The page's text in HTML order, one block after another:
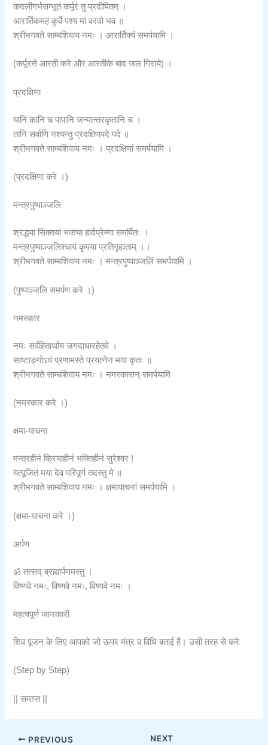
कदलीगर्भसम्भूतं कर्पूरं तु प्रदीपितम् ।
आरार्तिकमहं कुर्वे पश्य मां वरदो भव ॥
श्रीभगवते साम्बशिवाय नमः । आरार्तिक्यं समर्पयामि ।
(कर्पूरसे आरती करे और आरतीके बाद जल गिराये) ।
प्रदक्षिणा
यानि कानि च पापानि जन्मान्तरकृतानि च ।
तानि सर्वाणि नश्यन्तु प्रदक्षिणपदे पदे ॥
श्रीभगवते साम्बशिवाय नमः । प्रदक्षिणां समर्पयामि ।
(प्रदक्षिणा करे ।)
मन्त्रपुष्पाञ्जलि
श्रद्धया सिक्तया भक्त्या हार्दप्रेम्णा समर्पितः ।
मन्त्रपुष्पाञ्जलिश्चायं कृपया प्रतिगृह्यताम् ।।
श्रीभगवते साम्बशिवाय नमः । मन्त्रपुष्पाञ्जलिं समर्पयामि ।
(पुष्पाञ्जलि समर्पण करे ।)
नमस्कार
नमः सर्वहितार्थाय जगदाधारहेतवे ।
साष्टाङ्गोऽयं प्रणामस्ते प्रयत्नेन मया कृतः ॥
श्रीभगवते साम्बशिवाय नमः । नमस्कारान् समर्पयामि
(नमस्कार करे ।)
क्षमा-याचना
मन्त्रहीनं क्रियाहीनं भक्तिहीनं सुरेश्वर !
यत्पूजितं मया देव परिपूर्ण तदस्तु मे ॥
श्रीभगवते साम्बशिवाय नमः । क्षमायाचनां समर्पयामि ।
(क्षमा-याचना करे ।)
अर्पण
ॐ तत्सद् ब्रह्मार्पणमस्तु ।
विष्णवे नमः, विष्णवे नमः, विष्णवे नमः ।
महत्वपूर्ण जानकारी
शिव पूजन के लिए आपको जो ऊपर मंत्र व विधि बताई है। उसी तरह से करे
(Step by Step)
|| समाप्त ||
PREVIOUS NEXT